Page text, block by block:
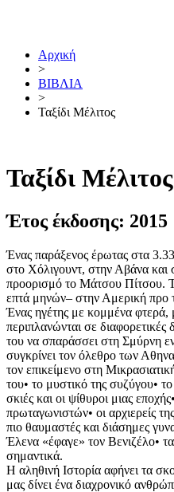
Αρχική
>
ΒΙΒΛΙΑ
>
Ταξίδι Μέλιτος
Ταξίδι Μέλιτος
Έτος έκδοσης: 2015
Ένας παράξενος έρωτας στα
στο Χόλιγουντ, στην Αβάνα
προορισμό το Μάτσου Πίτσου.
επτά μηνών– στην Αμερική προ
Ένας ηγέτης με κομμένα φτερά,
περιπλανώνται σε διαφορετικές
του να σπαράσσει στη Σμύρνη
συγκρίνει τον όλεθρο των
τον επικείμενο στη
του• το μυστικό της συζύγου•
σκιές και οι ψίθυροι μιας
πρωταγωνιστών• οι αρχιερείς
πιο θαυμαστές και διάσημες
Έλενα «έφαγε» τον Βενιζέλο•
σημαντικά.
Η αληθινή Ιστορία αφήνει τα
μας δίνει ένα διαχρονικό